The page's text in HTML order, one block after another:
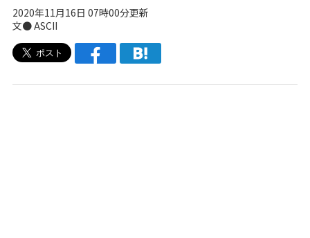
2020年11月16日 07時00分更新
文● ASCII